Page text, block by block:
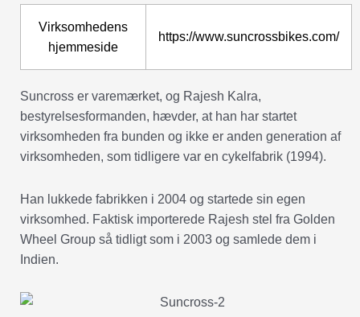
Virksomhedens
hjemmeside
https://www.suncrossbikes.com/
Suncross er varemærket, og Rajesh Kalra,
bestyrelsesformanden, hævder, at han har startet
virksomheden fra bunden og ikke er anden generation af
virksomheden, som tidligere var en cykelfabrik (1994).
Han lukkede fabrikken i 2004 og startede sin egen
virksomhed. Faktisk importerede Rajesh stel fra Golden
Wheel Group så tidligt som i 2003 og samlede dem i
Indien.